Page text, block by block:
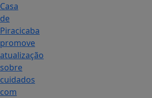
Casa
de
Piracicaba
promove
atualização
sobre
cuidados
com